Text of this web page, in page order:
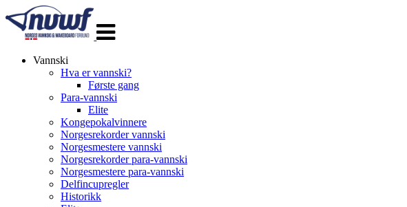
navigasjon
Vannski
Hva er vannski?
Første gang
Para-vannski
Elite
Kongepokalvinnere
Norgesrekorder vannski
Norgesmestere vannski
Norgesrekorder para-vannski
Norgesmestere para-vannski
Delfincupregler
Historikk